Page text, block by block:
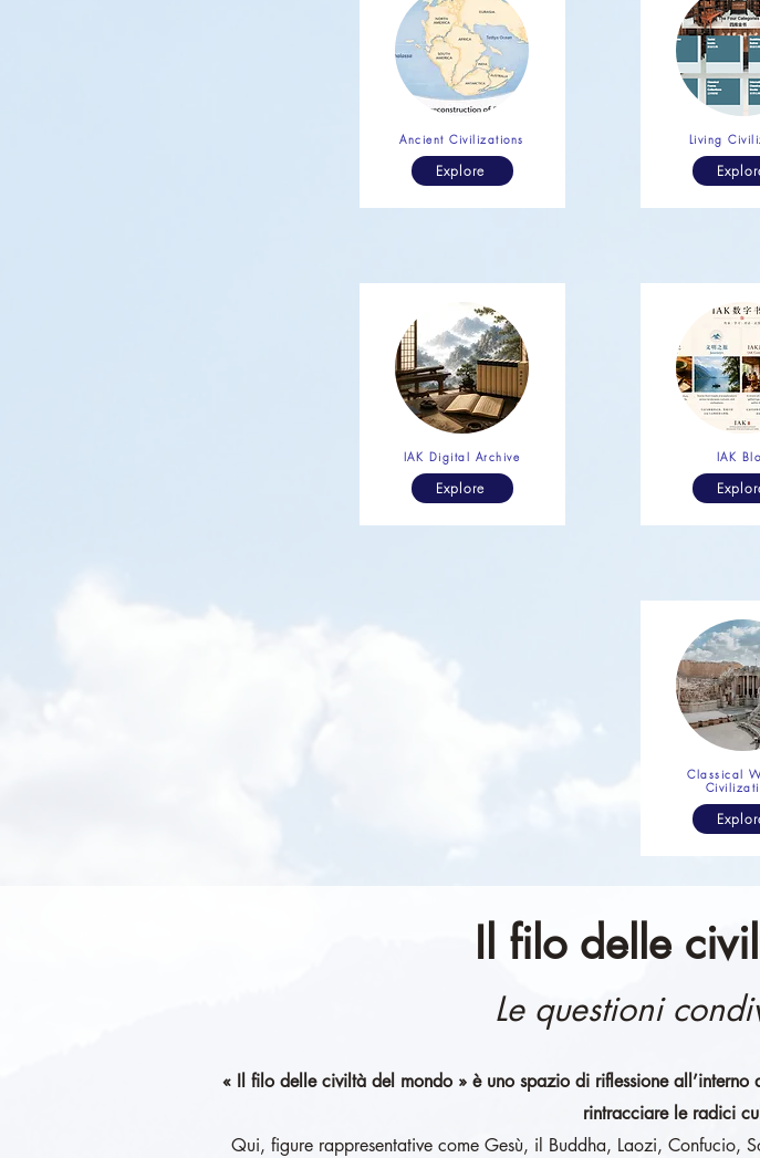
Ancient Civilizations
Explore
IAK Digital Archive
Explore
Living
IAK
Classical
Il filo delle
Le questioni
« Il filo delle civiltà del mondo » è uno spazio di riflessione
rintracciare le radici
Qui, figure rappresentative come Gesù, il Buddha, Laozi, Confucio,